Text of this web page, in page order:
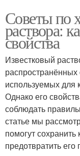
Советы по
раствора:
свойства
Известковый
используемых для
Однако его
соблюдать
статье мы
помогут сохранить
предотвратить его